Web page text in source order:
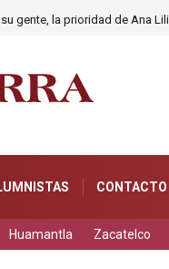
gente, la prioridad de Ana
CONTACTO
Huamantla Zacatelco